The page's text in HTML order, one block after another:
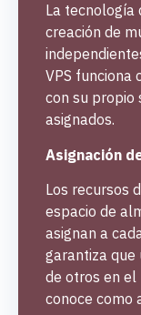
La tecnología
creación de
VPS funciona
con su propio
asignados.
Asignación
Los recursos
espacio de
asignan a
garantiza que
de otros en el
conoce como